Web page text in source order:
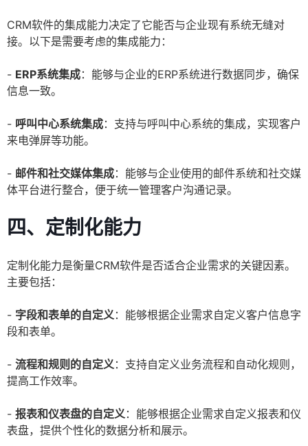
CRM软件的集成能力决定了它能否与企业现有系统无缝对
接。以下是需要考虑的集成能力：
- ERP系统集成：能够与企业的ERP系统进行数据同步，确保
信息一致。
- 呼叫中心系统集成：支持与呼叫中心系统的集成，实现客户
来电弹屏等功能。
- 邮件和社交媒体集成：能够与企业使用的邮件系统和社交媒
体平台进行整合，便于统一管理客户沟通记录。
四、定制化能力
定制化能力是衡量CRM软件是否适合企业需求的关键因素。
主要包括：
- 字段和表单的自定义：能够根据企业需求自定义客户信息字
段和表单。
- 流程和规则的自定义：支持自定义业务流程和自动化规则，
提高工作效率。
- 报表和仪表盘的自定义：能够根据企业需求自定义报表和仪
表盘，提供个性化的数据分析和展示。